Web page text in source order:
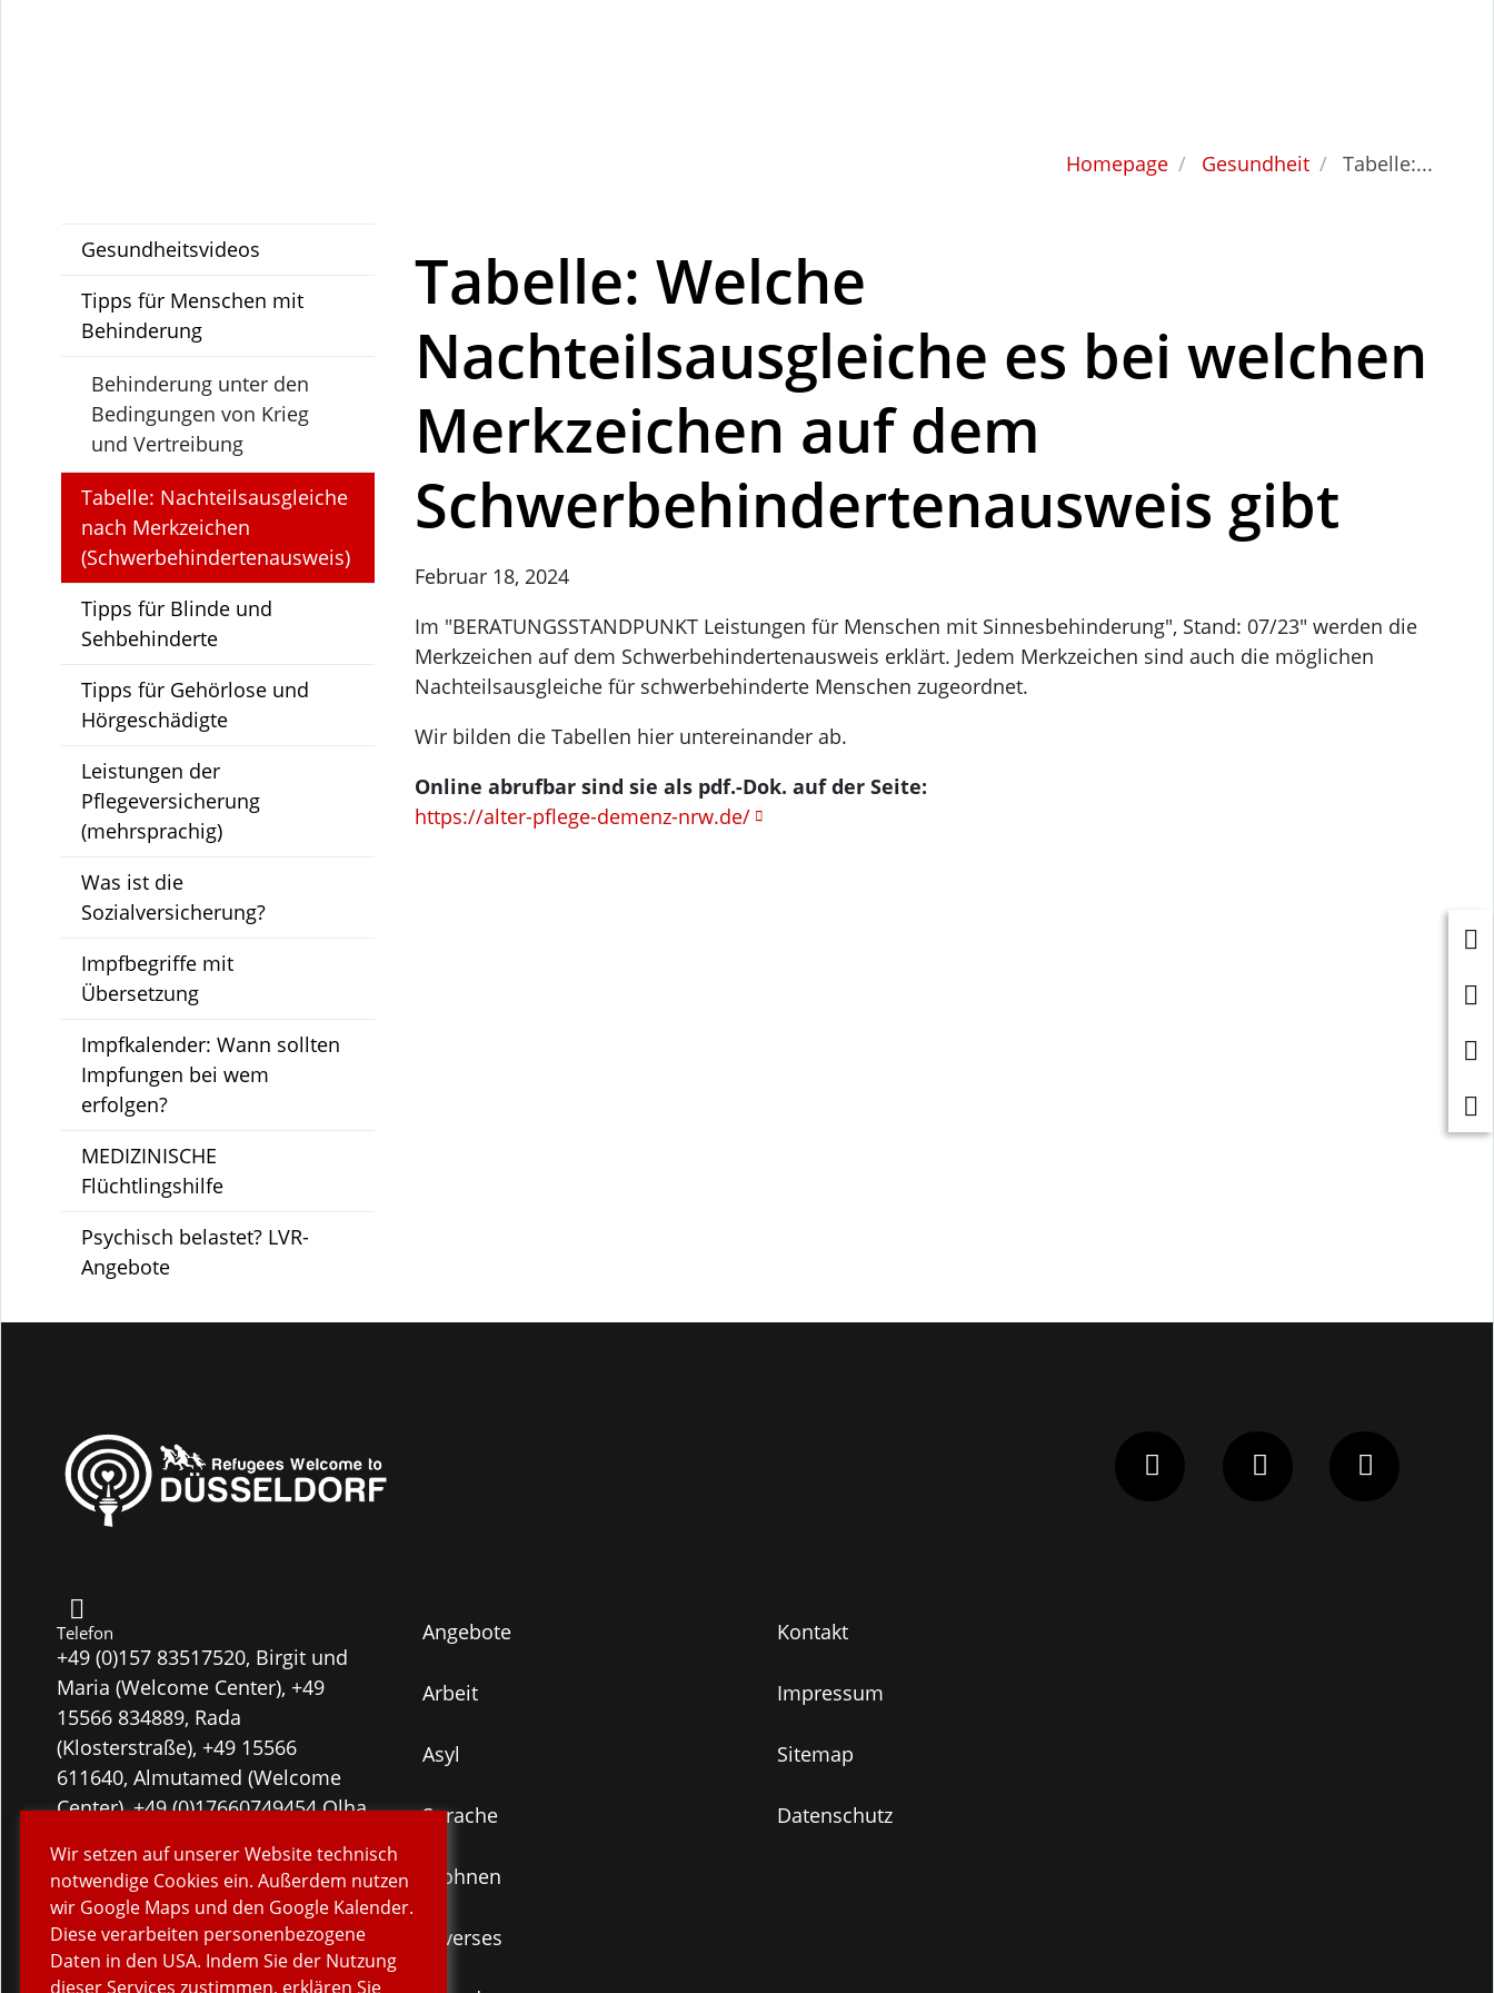
Homepage Gesundheit Tabelle:...
Gesundheitsvideos
Tipps für Menschen mit
Behinderung
Behinderung unter den
Bedingungen von Krieg
und Vertreibung
Tabelle: Nachteilsausgleiche
nach Merkzeichen
(Schwerbehindertenausweis)
Tipps für Blinde und
Sehbehinderte
Tipps für Gehörlose und
Hörgeschädigte
Leistungen der
Pflegeversicherung
(mehrsprachig)
Was ist die
Sozialversicherung?
Impfbegriffe mit
Übersetzung
Impfkalender: Wann sollten
Impfungen bei wem
erfolgen?
MEDIZINISCHE
Flüchtlingshilfe
Psychisch belastet? LVR-
Angebote
Tabelle: Welche
Nachteilsausgleiche es bei welchen
Merkzeichen auf dem
Schwerbehindertenausweis gibt
Februar 18, 2024
Im "BERATUNGSSTANDPUNKT Leistungen für Menschen mit Sinnesbehinderung", Stand: 07/23" werden die
Merkzeichen auf dem Schwerbehindertenausweis erklärt. Jedem Merkzeichen sind auch die möglichen
Nachteilsausgleiche für schwerbehinderte Menschen zugeordnet.
Wir bilden die Tabellen hier untereinander ab.
Online abrufbar sind sie als pdf.-Dok. auf der Seite:
https://alter-pflege-demenz-nrw.de/
Telefon
+49 (0)157 83517520, Birgit und
Maria (Welcome Center), +49
15566 834889, Rada
(Klosterstraße), +49 15566
611640, Almutamed (Welcome
Center), +49 (0)17660749454 Olha
+49 (0)178 5745898 Anastasiia
(CoWorking Space Shadow-
Arkaden)
Angebote
Arbeit
Asyl
Sprache
Wohnen
Diverses
Kontakt
Impressum
Sitemap
Datenschutz
Wir setzen auf unserer Website technisch
notwendige Cookies ein. Außerdem nutzen
wir Google Maps und den Google Kalender.
Diese verarbeiten personenbezogene
Daten in den USA. Indem Sie der Nutzung
dieser Services zustimmen, erklären Sie